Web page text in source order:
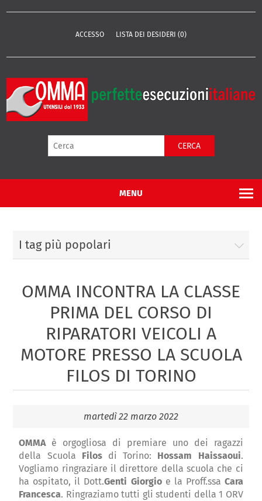
ACCESSO LISTA DEI DESIDERI (0)
CERCA
MENU
I tag più popolari
OMMA INCONTRA LA CLASSE
PRIMA DEL CORSO DI
RIPARATORI VEICOLI A
MOTORE PRESSO LA SCUOLA
FILOS DI TORINO
martedì 22 marzo 2022
OMMA è orgogliosa di premiare uno dei ragazzi
della Scuola Filos di Torino: Hossam Haissaoui.
Vogliamo ringraziare il direttore della scuola che ci
ha ospitato, il Dott.Genti Giorgio e la Proff.ssa Cara
Francesca. Ringraziamo tutti gli studenti della 1 ORV